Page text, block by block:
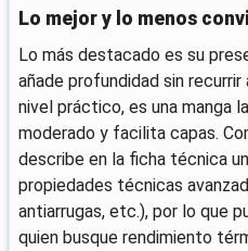
Lo mejor y lo menos
Lo más destacado es su
añade profundidad sin
nivel práctico, es una manga
moderado y facilita capas.
describe en la ficha técnica
propiedades técnicas
antiarrugas, etc.), por lo que
quien busque rendimiento